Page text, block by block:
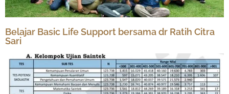
Belajar Basic Life Support bersama dr Ratih Citra
Sari